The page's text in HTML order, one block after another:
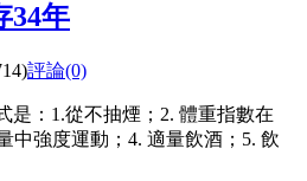
34年
評論(0)
是：1.從不抽煙；2. 體重指數在
中強度運動；4. 適量飲酒；5. 飲